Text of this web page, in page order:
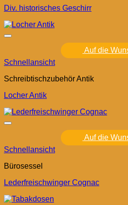
Div. historisches Geschirr
Auf die
Schnellansicht
Schreibtischzubehör Antik
Locher Antik
Auf die
Schnellansicht
Bürosessel
Lederfreischwinger Cognac